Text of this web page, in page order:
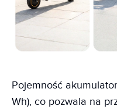
Pojemność
Wh), co pozwala na